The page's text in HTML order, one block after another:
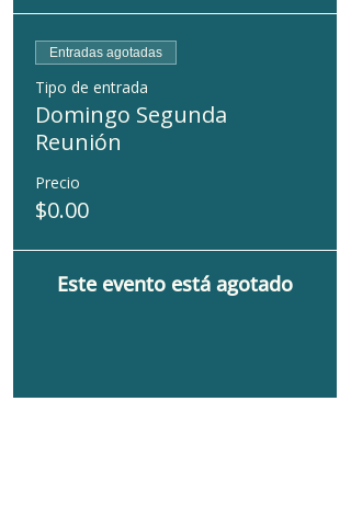
Entradas agotadas
Tipo de entrada
Domingo Segunda
Reunión
Precio
$0.00
Este evento está agotado